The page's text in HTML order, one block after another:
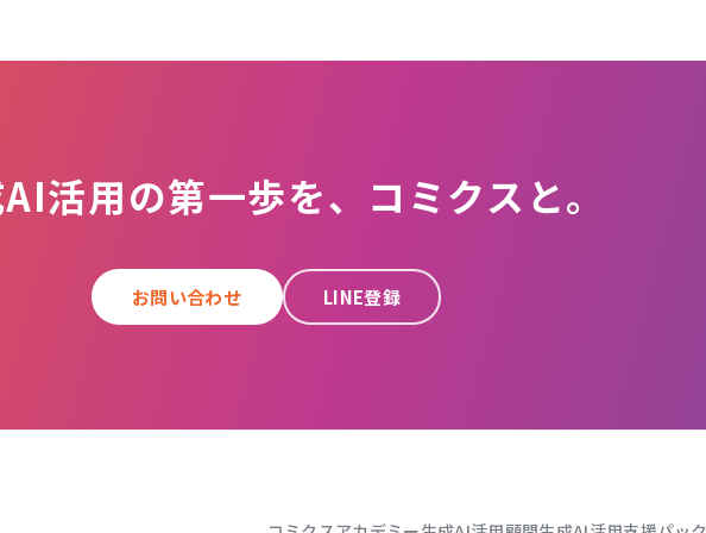
活用の第一歩を、コミクスと。
お問い合わせ LINE登録